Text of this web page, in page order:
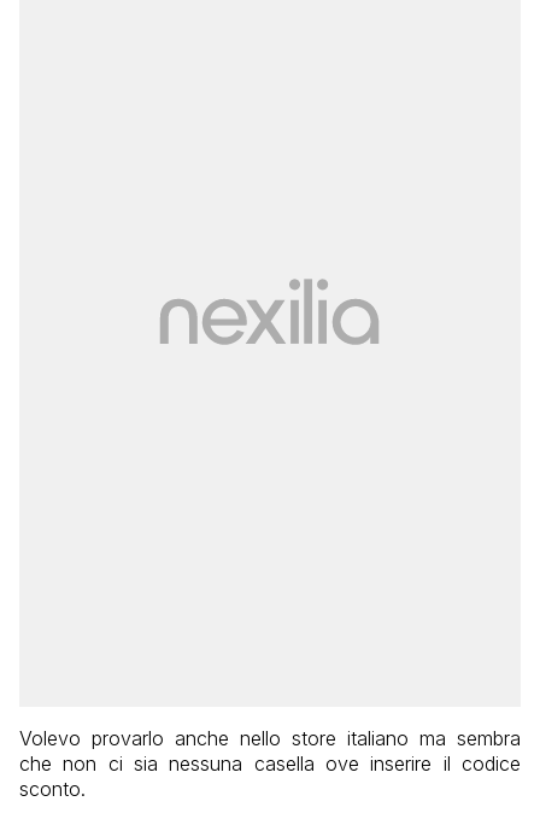
Volevo provarlo anche nello store italiano ma sembra
che non ci sia nessuna casella ove inserire il codice
sconto.